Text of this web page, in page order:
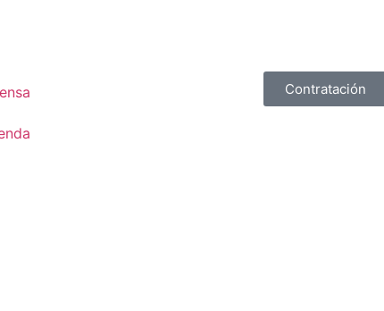
Contratación